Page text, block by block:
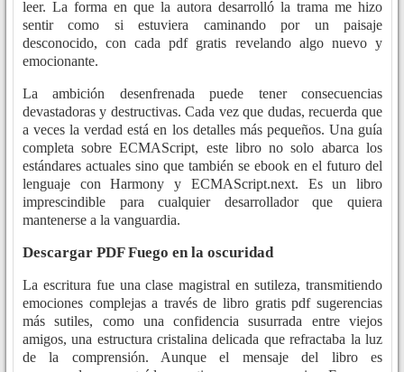
leer. La forma en que la autora desarrolló la trama me hizo
sentir como si estuviera caminando por un paisaje
desconocido, con cada pdf gratis revelando algo nuevo y
emocionante.
La ambición desenfrenada puede tener consecuencias
devastadoras y destructivas. Cada vez que dudas, recuerda que
a veces la verdad está en los detalles más pequeños. Una guía
completa sobre ECMAScript, este libro no solo abarca los
estándares actuales sino que también se ebook en el futuro del
lenguaje con Harmony y ECMAScript.next. Es un libro
imprescindible para cualquier desarrollador que quiera
mantenerse a la vanguardia.
Descargar PDF Fuego en la oscuridad
La escritura fue una clase magistral en sutileza, transmitiendo
emociones complejas a través de libro gratis pdf sugerencias
más sutiles, como una confidencia susurrada entre viejos
amigos, una estructura cristalina delicada que refractaba la luz
de la comprensión. Aunque el mensaje del libro es